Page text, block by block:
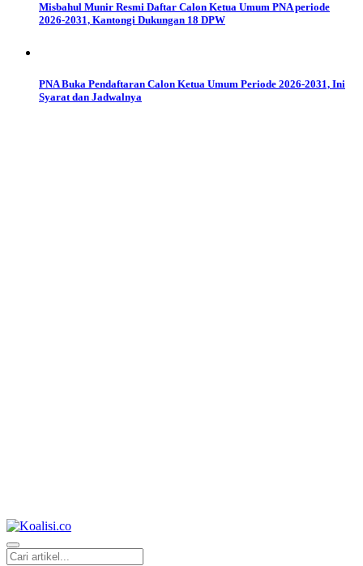
Misbahul Munir Resmi Daftar Calon Ketua Umum PNA periode
2026-2031, Kantongi Dukungan 18 DPW
PNA Buka Pendaftaran Calon Ketua Umum Periode 2026-2031, Ini
Syarat dan Jadwalnya